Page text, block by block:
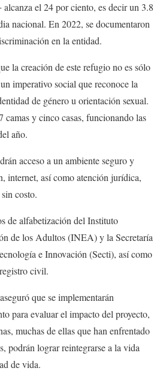
el 24 por ciento, es decir un 3.8
nacional. En 2022, se documentaron
en la entidad.
la creación de este refugio no es sólo
imperativo social que reconoce la
de género u orientación sexual.
y cinco casas, funcionando las
año.
acceso a un ambiente seguro y
internet, así como atención jurídica,
costo.
de alfabetización del Instituto
de los Adultos (INEA) y la Secretaría
e Innovación (Secti), así como
civil.
que se implementarán
para evaluar el impacto del proyecto,
muchas de ellas que han enfrentado
podrán lograr reintegrarse a la vida
de vida.